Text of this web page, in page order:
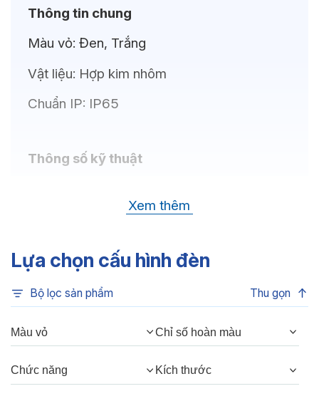
Thông tin chung
Màu vỏ: Đen, Trắng
Vật liệu: Hợp kim nhôm
Chuẩn IP: IP65
Thông số kỹ thuật
4000K, 6500K, 3000K
Chỉ số hoàn màu:
CRI80
1600lm(W)
Góc chiếu:
Thông số Điện & Lắp đặt
Xem thêm
Lựa chọn cấu hình đèn
Bộ lọc sản phẩm Thu gọn
Màu vỏ Chỉ số hoàn màu
Chức năng Kích thước